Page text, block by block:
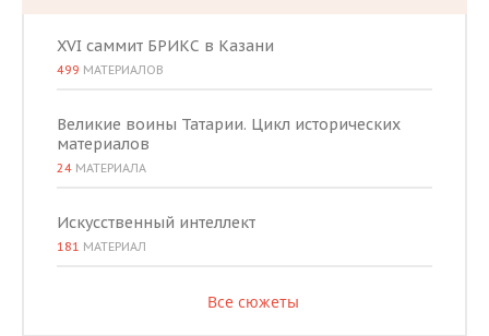
XVI саммит БРИКС в Казани
499 МАТЕРИАЛОВ
Великие воины Татарии. Цикл исторических
материалов
24 МАТЕРИАЛА
Искусственный интеллект
181 МАТЕРИАЛ
Все сюжеты